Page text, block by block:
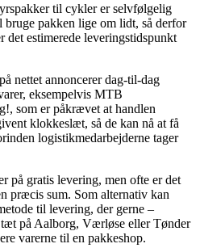
til cykler er selvfølgelig
bruge pakken lige om lidt, så derfor
det estimerede leveringstidspunkt
nettet annoncerer dag-til-dag
eksempelvis MTB
som er påkrævet at handlen
klokkeslæt, så de kan nå at få
logistikmedarbejderne tager
på gratis levering, men ofte er det
præcis sum. Som alternativ kan
til levering, der gerne –
på Aalborg, Værløse eller Tønder
varerne til en pakkeshop.